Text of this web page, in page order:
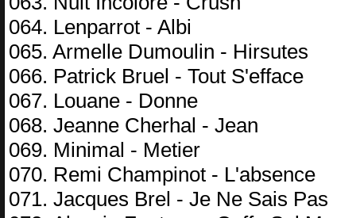
064. Lenparrot - Albi
065. Armelle Dumoulin - Hirsutes
066. Patrick Bruel - Tout S'efface
067. Louane - Donne
068. Jeanne Cherhal - Jean
069. Minimal - Metier
070. Remi Champinot - L'absence
071. Jacques Brel - Je Ne Sais Pas